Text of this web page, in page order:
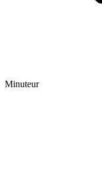
Minuteur